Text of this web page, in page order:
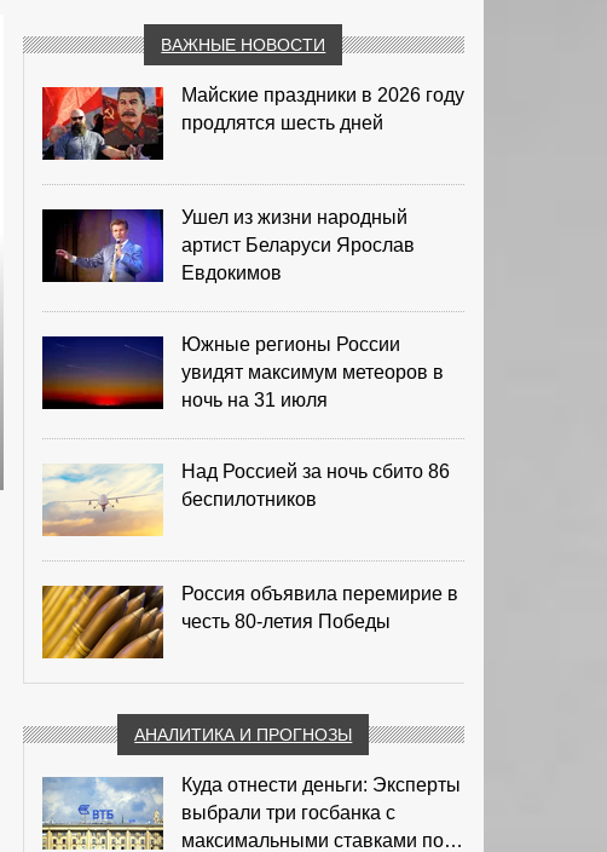
ВАЖНЫЕ НОВОСТИ
Майские праздники в 2026 году
продлятся шесть дней
Ушел из жизни народный
артист Беларуси Ярослав
Евдокимов
Южные регионы России
увидят максимум метеоров в
ночь на 31 июля
Над Россией за ночь сбито 86
беспилотников
Россия объявила перемирие в
честь 80-летия Победы
АНАЛИТИКА И ПРОГНОЗЫ
Куда отнести деньги: Эксперты
выбрали три госбанка с
максимальными ставками по